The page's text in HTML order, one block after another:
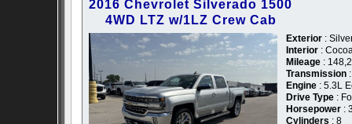
2016 Chevrolet Silverado 1500
4WD LTZ w/1LZ Crew Cab
Exterior :
Interior :
Mileage :
Transmission
Engine : 5.3L
Drive Type :
Horsepower :
Cylinders : 8